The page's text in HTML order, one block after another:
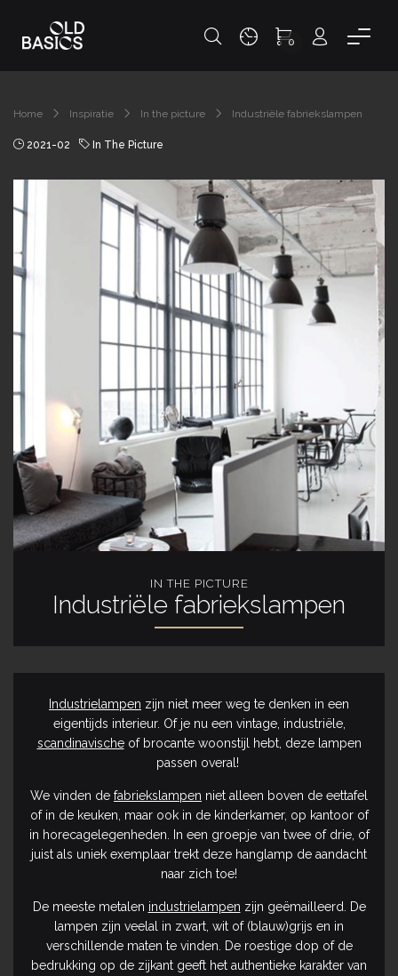
0
Home Inspiratie In the picture Industriële fabriekslampen
2021-02 In The Picture
IN THE PICTURE
Industriële fabriekslampen
Industrielampen zijn niet meer weg te denken in een
eigentijds interieur. Of je nu een vintage, industriële,
scandinavischeof brocante woonstijl hebt, deze lampen
passen overal!
We vinden de fabriekslampen niet alleen boven de eettafel
of in de keuken, maar ook in de kinderkamer, op kantoor of
in horecagelegenheden. In een groepje van twee of drie, of
juist als uniek exemplaar trekt deze hanglamp de aandacht
naar zich toe!
De meeste metalen industrielampen zijn geëmailleerd. De
lampen zijn veelal in zwart, wit of (blauw)grijs en in
verschillende maten te vinden. De roestige dop of de
bedrukking op de zijkant geeft het authentieke karakter van